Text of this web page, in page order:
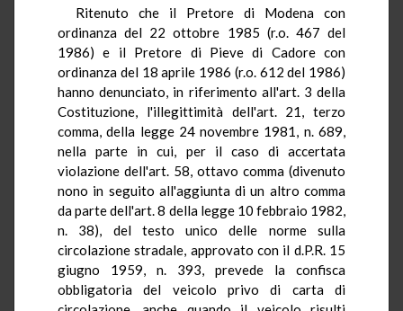
Ritenuto che il Pretore di Modena con
ordinanza del 22 ottobre 1985 (r.o. 467 del
1986) e il Pretore di Pieve di Cadore con
ordinanza del 18 aprile 1986 (r.o. 612 del 1986)
hanno denunciato, in riferimento all'art. 3 della
Costituzione, l'illegittimità dell'art. 21, terzo
comma, della legge 24 novembre 1981, n. 689,
nella parte in cui, per il caso di accertata
violazione dell'art. 58, ottavo comma (divenuto
nono in seguito all'aggiunta di un altro comma
da parte dell'art. 8 della legge 10 febbraio 1982,
n. 38), del testo unico delle norme sulla
circolazione stradale, approvato con il d.P.R. 15
giugno 1959, n. 393, prevede la confisca
obbligatoria del veicolo privo di carta di